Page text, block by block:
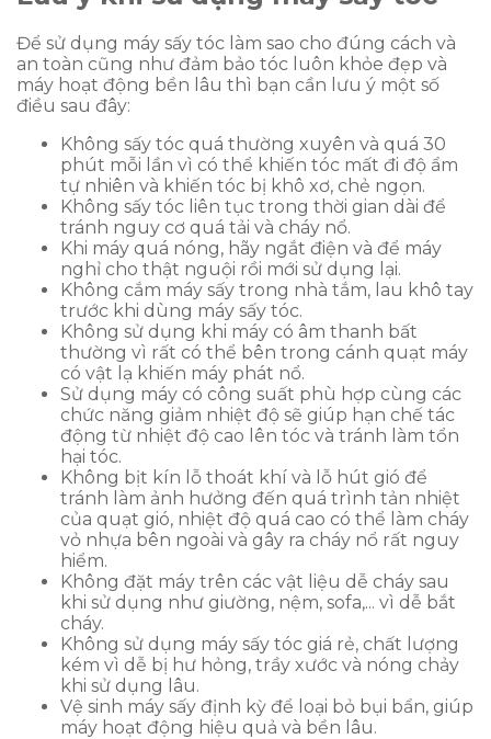
Để sử dụng máy sấy tóc làm sao cho đúng cách và
an toàn cũng như đảm bảo tóc luôn khỏe đẹp và
máy hoạt động bền lâu thì bạn cần lưu ý một số
điều sau đây:
Không sấy tóc quá thường xuyên và quá 30
phút mỗi lần vì có thể khiến tóc mất đi độ ẩm
tự nhiên và khiến tóc bị khô xơ, chẻ ngọn.
Không sấy tóc liên tục trong thời gian dài để
tránh nguy cơ quá tải và cháy nổ.
Khi máy quá nóng, hãy ngắt điện và để máy
nghỉ cho thật nguội rồi mới sử dụng lại.
Không cắm máy sấy trong nhà tắm, lau khô tay
trước khi dùng máy sấy tóc.
Không sử dụng khi máy có âm thanh bất
thường vì rất có thể bên trong cánh quạt máy
có vật lạ khiến máy phát nổ.
Sử dụng máy có công suất phù hợp cùng các
chức năng giảm nhiệt độ sẽ giúp hạn chế tác
động từ nhiệt độ cao lên tóc và tránh làm tổn
hại tóc.
Không bịt kín lỗ thoát khí và lỗ hút gió để
tránh làm ảnh hưởng đến quá trình tản nhiệt
của quạt gió, nhiệt độ quá cao có thể làm cháy
vỏ nhựa bên ngoài và gây ra cháy nổ rất nguy
hiểm.
Không đặt máy trên các vật liệu dễ cháy sau
khi sử dụng như giường, nệm, sofa,... vì dễ bắt
cháy.
Không sử dụng máy sấy tóc giá rẻ, chất lượng
kém vì dễ bị hư hỏng, trầy xước và nóng chảy
khi sử dụng lâu.
Vệ sinh máy sấy định kỳ để loại bỏ bụi bẩn, giúp
máy hoạt động hiệu quả và bền lâu.